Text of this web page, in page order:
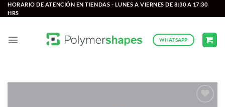
Saltar
al
HORARIO DE ATENCIÓN EN TIENDAS - LUNES A VIERNES DE 8:30 A 17:30
HRS
WHATSAPP